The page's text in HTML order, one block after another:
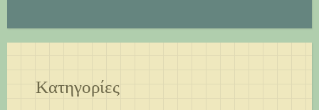
Kατηγορίες